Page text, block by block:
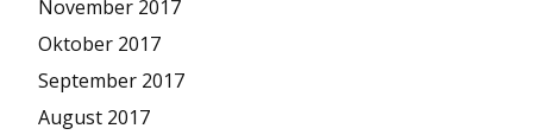
November 2017
Oktober 2017
September 2017
August 2017